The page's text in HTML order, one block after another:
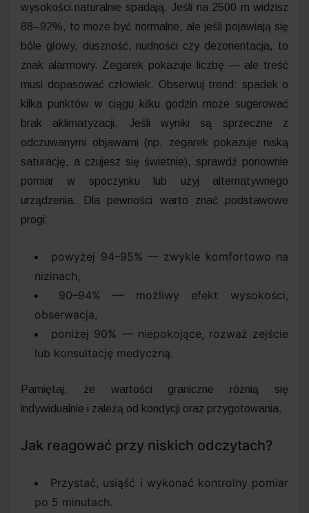
wysokości naturalnie spadają. Jeśli na 2500 m widzisz
88–92%, to może być normalne, ale jeśli pojawiają się
bóle głowy, duszność, nudności czy dezorientacja, to
znak alarmowy. Zegarek pokazuje liczbę — ale treść
musi dopasować człowiek. Obserwuj trend: spadek o
kilka punktów w ciągu kilku godzin może sugerować
brak aklimatyzacji. Jeśli wyniki są sprzeczne z
odczuwanymi objawami (np. zegarek pokazuje niską
saturację, a czujesz się świetnie), sprawdź ponownie
pomiar w spoczynku lub użyj alternatywnego
urządzenia. Dla pewności warto znać podstawowe
progi:
powyżej 94–95% — zwykle komfortowo na
nizinach,
90–94% — możliwy efekt wysokości,
obserwacja,
poniżej 90% — niepokojące, rozważ zejście
lub konsultację medyczną.
Pamiętaj, że wartości graniczne różnią się
indywidualnie i zależą od kondycji oraz przygotowania.
Jak reagować przy niskich odczytach?
Przystać, usiąść i wykonać kontrolny pomiar
po 5 minutach.